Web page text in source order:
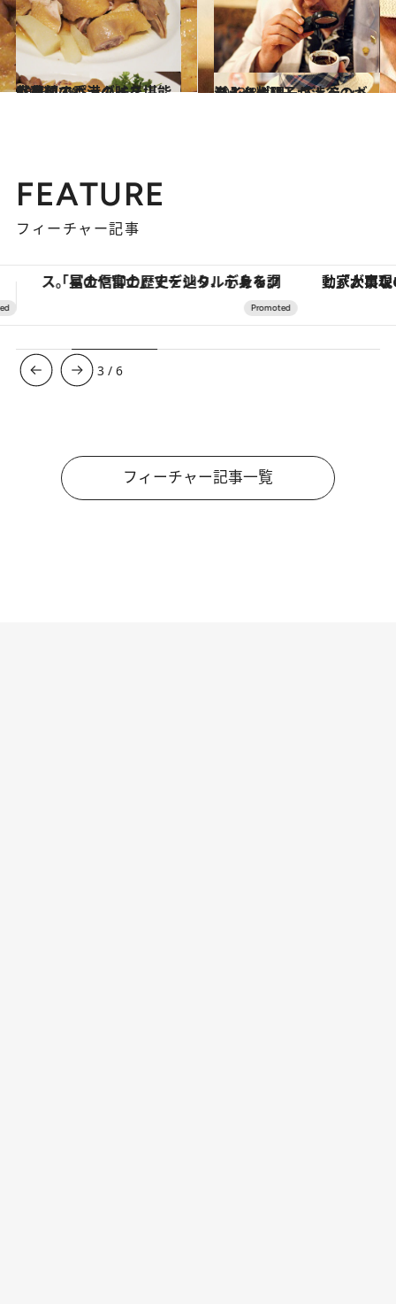
2013.10.6
家禽類のパラダイス！ 外苑前で香港の味を堪能し尽くす
グルメ 2013.8.17
ライターM子が渋谷のギリシャ料理レストランへ潜入ルポ！
グルメ
FEATURE
フィーチャー記事
「大事なのは地域の意識を変えること」。ロレックス賞受賞の自然保護活動家が実現させたナイジェリアの自然環境の復活 【夏限定ディナーコース】旬を
3 /6
フィーチャー記事一覧